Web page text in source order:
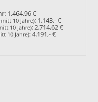
1.464,96 €
10 Jahre): 1.143,- €
10 Jahre):2.714,62 €
10 Jahre):4.191,- €